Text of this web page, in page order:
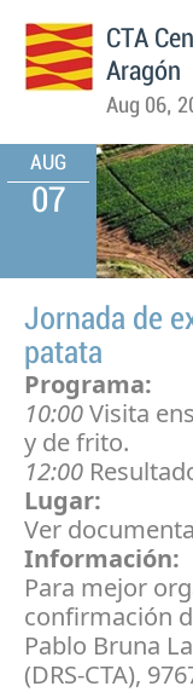
CTA
Aragón
Aug 06,
AUG
07
Jornada de
patata
Programa:
10:00Visita
y de frito.
12:00
Lugar:
Ver
Información:
Para mejor
confirmación
Pablo Bruna
(DRS-CTA),